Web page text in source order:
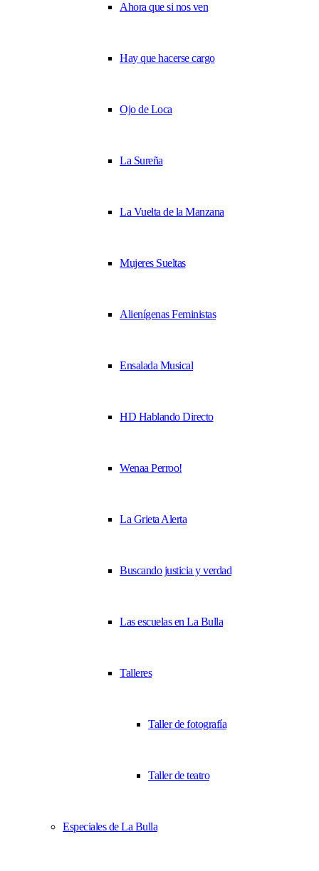
Ahora que si nos ven
Hay que hacerse cargo
Ojo de Loca
La Sureña
La Vuelta de la Manzana
Mujeres Sueltas
Alienígenas Feministas
Ensalada Musical
HD Hablando Directo
Wenaa Perroo!
La Grieta Alerta
Buscando justicia y verdad
Las escuelas en La Bulla
Talleres
Taller de fotografía
Taller de teatro
Especiales de La Bulla